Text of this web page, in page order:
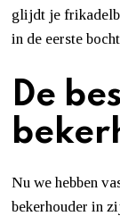
glijdt je
in de eerste
De
Nu we hebben
bekerhouder in